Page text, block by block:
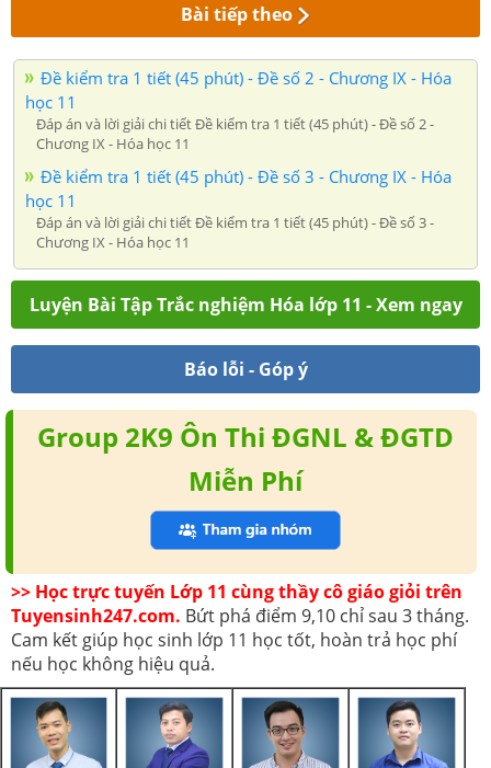
Bài tiếp theo
Đề kiểm tra 1 tiết (45 phút) - Đề số 2 - Chương IX - Hóa
học 11
Đáp án và lời giải chi tiết Đề kiểm tra 1 tiết (45 phút) - Đề số 2 -
Chương IX - Hóa học 11
Đề kiểm tra 1 tiết (45 phút) - Đề số 3 - Chương IX - Hóa
học 11
Đáp án và lời giải chi tiết Đề kiểm tra 1 tiết (45 phút) - Đề số 3 -
Chương IX - Hóa học 11
Luyện Bài Tập Trắc nghiệm Hóa lớp 11 - Xem ngay
Báo lỗi - Góp ý
Group 2K9 Ôn Thi ĐGNL & ĐGTD
Miễn Phí
>> Học trực tuyến Lớp 11 cùng thầy cô giáo giỏi trên
Tuyensinh247.com. Bứt phá điểm 9,10 chỉ sau 3 tháng.
Cam kết giúp học sinh lớp 11 học tốt, hoàn trả học phí
nếu học không hiệu quả.